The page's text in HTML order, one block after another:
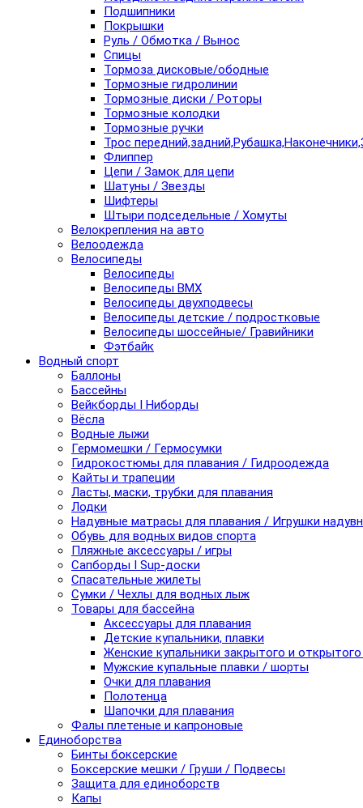
Подшипники
Покрышки
Руль / Обмотка / Вынос
Спицы
Тормоза дисковые/ободные
Тормозные гидролинии
Тормозные диски / Роторы
Тормозные колодки
Тормозные ручки
Трос
Флиппер
Цепи / Замок для цепи
Шатуны / Звезды
Шифтеры
Штыри подседельные / Хомуты
Велокрепления на авто
Велоодежда
Велосипеды
Велосипеды
Велосипеды BMX
Велосипеды двухподвесы
Велосипеды детские / подростковые
Велосипеды шоссейные/ Гравийники
Фэтбайк
Водный спорт
Баллоны
Бассейны
Вейкборды I Ниборды
Вёсла
Водные лыжи
Гермомешки / Гермосумки
Гидрокостюмы для плавания / Гидроодежда
Кайты и трапеции
Ласты, маски, трубки для плавания
Лодки
Надувные матрасы для плавания / Игрушки
Обувь для водных видов спорта
Пляжные аксессуары / игры
Сапборды I Sup-доски
Спасательные жилеты
Сумки / Чехлы для водных лыж
Товары для бассейна
Аксессуары для плавания
Детские купальники, плавки
Женские купальники закрытого и
Мужские купальные плавки / шорты
Очки для плавания
Полотенца
Шапочки для плавания
Фалы плетеные и капроновые
Единоборства
Бинты боксерские
Боксерские мешки / Груши / Подвесы
Защита для единоборств
Капы